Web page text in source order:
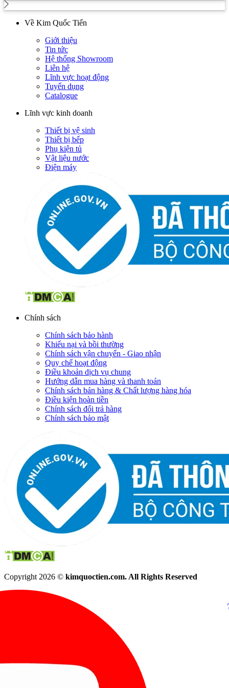
Về Kim Quốc Tiến
Giới thiệu
Tin tức
Hệ thống Showroom
Liên hệ
Lĩnh vực hoạt động
Tuyển dụng
Catalogue
Lĩnh vực kinh doanh
Thiết bị vệ sinh
Thiết bị bếp
Phụ kiện tủ
Vật liệu nước
Điện máy
Chính sách
Chính sách bảo hành
Khiếu nại và bồi thường
Chính sách vận chuyển - Giao nhận
Quy chế hoạt động
Điều khoản dịch vụ chung
Hướng dẫn mua hàng và thanh toán
Chính sách bán hàng & Chất lượng hàng hóa
Điều kiện hoàn tiền
Chính sách đổi trả hàng
Chính sách bảo mật
Copyright 2026 © kimquoctien.com. All Rights Reserved
(8h00 - 21h30)
(8h00 -